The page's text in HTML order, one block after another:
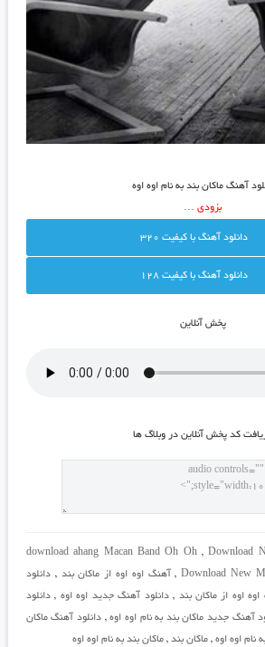
آهنگ ماکان بند به نام اوه اوه
بزودی …
دانلود آهنگ با کيفيت 320
دانلود آهنگ با کيفيت 128
پخش آنلاين
کد پخش آنلاين در وبلاگ ها
download ahang Macan Band Oh Oh,Download
Download New
, آهنگ اوه اوه از ماکان بند ,دانلود
اوه از ماکان بند ,دانلود آهنگ جدید اوه اوه ,دانلود
آهنگ جدید ماکان بند به نام اوه اوه, دانلود آهنگ ماکان
نام اوه اوه, ماکان بند, ماکان بند به نام اوه اوه